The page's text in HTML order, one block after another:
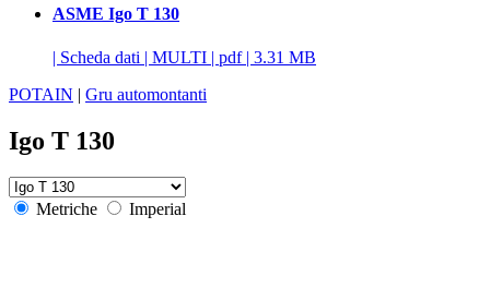
ASME Igo T 130
| Scheda dati | MULTI | pdf | 3.31 MB
POTAIN | Gru automontanti
Igo T 130
Metriche Imperial